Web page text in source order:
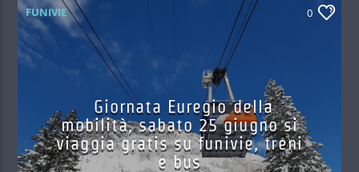
FUNIVIE 0
Giornata Euregio della
mobilità, sabato 25 giugno si
viaggia gratis su funivie, treni
e bus